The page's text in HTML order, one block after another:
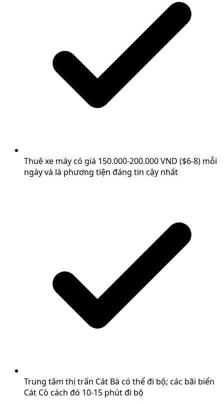
Thuê xe máy có giá 150.000-200.000 VND ($6-8) mỗi
ngày và là phương tiện đáng tin cậy nhất
Trung tâm thị trấn Cát Bà có thể đi bộ; các bãi biển
Cát Cò cách đó 10-15 phút đi bộ